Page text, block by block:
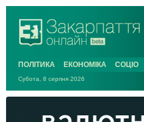
ПОЛІТИКА ЕКОНОМІКА СОЦІО
Субота, 8 серпня 2026